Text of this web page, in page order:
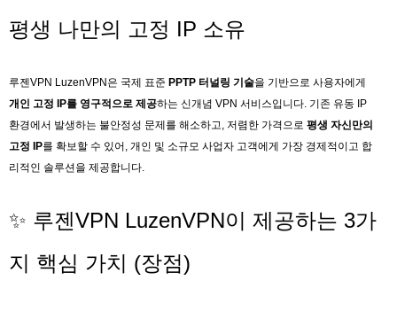
평생 나만의 고정 IP 소유
루젠VPN LuzenVPN은 국제 표준 PPTP 터널링 기술을 기반으로 사용자에게
개인 고정 IP를 영구적으로 제공하는 신개념 VPN 서비스입니다. 기존 유동 IP
환경에서 발생하는 불안정성 문제를 해소하고, 저렴한 가격으로 평생 자신만의
고정 IP를 확보할 수 있어, 개인 및 소규모 사업자 고객에게 가장 경제적이고 합
리적인 솔루션을 제공합니다.
✨ 루젠VPN LuzenVPN이 제공하는 3가
지 핵심 가치 (장점)